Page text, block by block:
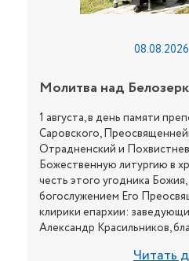
Молитва над
1 августа, в день памяти
Саровского,
Отрадненский и
Божественную литургию в
честь этого угодника
богослужением Его
клирики епархии:
Александр Красильников,
Читать